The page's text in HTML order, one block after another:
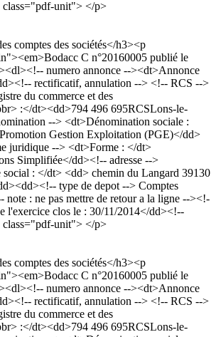
unit"> </p>
comptes des sociétés</h3><p
C n°20160005 publié le
numero annonce --><dt>Annonce
rectificatif, annulation --> <!-- RCS -->
du commerce et des
:</dt><dd>794 496 695RCSLons-le-
--> <dt>Dénomination sociale :
Gestion Exploitation (PGE)</dd>
juridique --> <dt>Forme : </dt>
Simplifiée</dd><!-- adresse -->
social : </dt> <dd> chemin du Langard 39130
type de depot --> Comptes
note : ne pas mettre de retour a la ligne --><!-
l'exercice clos le : 30/11/2014</dd><!--
unit"> </p>
comptes des sociétés</h3><p
C n°20160005 publié le
numero annonce --><dt>Annonce
rectificatif, annulation --> <!-- RCS -->
du commerce et des
:</dt><dd>794 496 695RCSLons-le-